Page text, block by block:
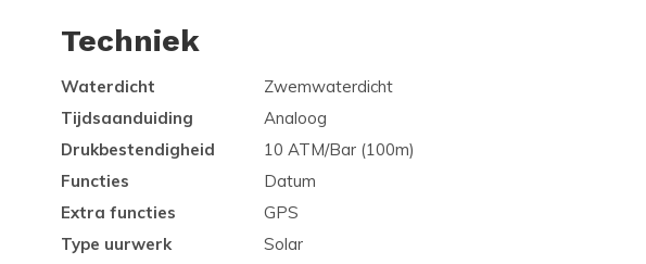
Techniek
Waterdicht
Zwemwaterdicht
Tijdsaanduiding
Analoog
Drukbestendigheid
10 ATM/Bar (100m)
Functies
Datum
Extra functies
GPS
Type uurwerk
Solar